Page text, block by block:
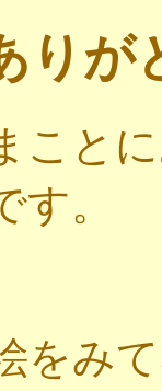
りが
こと
。
をみ